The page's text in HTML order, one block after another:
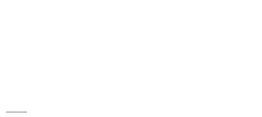
------------